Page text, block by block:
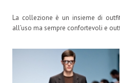
La collezione è un insieme di
all’uso ma sempre confortevoli e